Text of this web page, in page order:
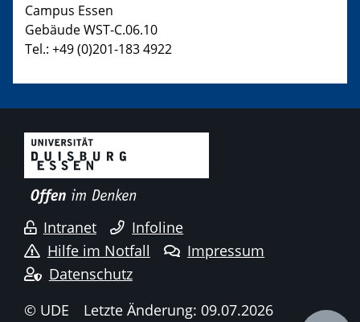
Campus Essen
Gebäude WST-C.06.10
Tel.: +49 (0)201-183 4922
Intranet
Infoline
Hilfe im Notfall
Impressum
Datenschutz
© UDE
Letzte Änderung: 09.07.2026